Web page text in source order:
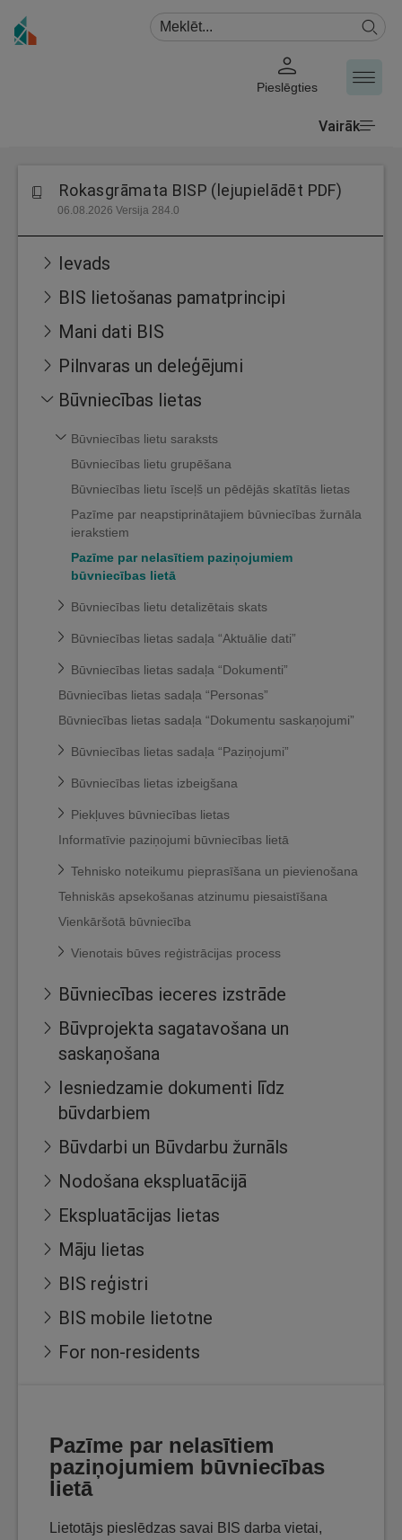
Pieslēgties
Vairāk
Rokasgrāmata BISP (lejupielādēt PDF)
06.08.2026 Versija 284.0
Ievads
BIS lietošanas pamatprincipi
Mani dati BIS
Pilnvaras un deleģējumi
Būvniecības lietas
Būvniecības lietu saraksts
Būvniecības lietu grupēšana
Būvniecības lietu īsceļš un pēdējās skatītās lietas
Pazīme par neapstiprinātajiem būvniecības žurnāla
ierakstiem
Pazīme par nelasītiem paziņojumiem
būvniecības lietā
Būvniecības lietu detalizētais skats
Būvniecības lietas sadaļa “Aktuālie dati”
Būvniecības lietas sadaļa “Dokumenti”
Būvniecības lietas sadaļa “Personas”
Būvniecības lietas sadaļa “Dokumentu saskaņojumi”
Būvniecības lietas sadaļa “Paziņojumi”
Būvniecības lietas izbeigšana
Piekļuves būvniecības lietas
Informatīvie paziņojumi būvniecības lietā
Tehnisko noteikumu pieprasīšana un pievienošana
Tehniskās apsekošanas atzinumu piesaistīšana
Vienkāršotā būvniecība
Vienotais būves reģistrācijas process
Būvniecības ieceres izstrāde
Būvprojekta sagatavošana un
saskaņošana
Iesniedzamie dokumenti līdz
būvdarbiem
Būvdarbi un Būvdarbu žurnāls
Nodošana ekspluatācijā
Ekspluatācijas lietas
Māju lietas
BIS reģistri
BIS mobile lietotne
For non-residents
Pazīme par nelasītiem
paziņojumiem būvniecības
lietā
Lietotājs pieslēdzas savai BIS darba vietai,